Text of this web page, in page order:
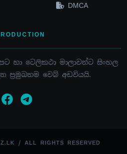
DMCA
හා ටෙලිකථා මාලාවන්ට සිංහල
ප්‍රමුඛතම වෙබ් අඩවියයි.
/ ALL RIGHTS RESERVED